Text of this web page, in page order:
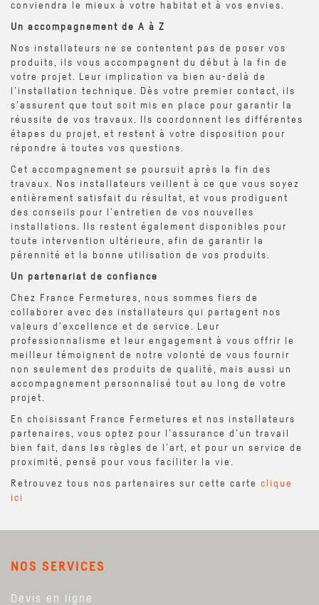
conviendra le mieux à votre habitat et à vos envies.
Un accompagnement de A à Z
Nos installateurs ne se contentent pas de poser vos
produits, ils vous accompagnent du début à la fin de
votre projet. Leur implication va bien au-delà de
l’installation technique. Dès votre premier contact, ils
s’assurent que tout soit mis en place pour garantir la
réussite de vos travaux. Ils coordonnent les différentes
étapes du projet, et restent à votre disposition pour
répondre à toutes vos questions.
Cet accompagnement se poursuit après la fin des
travaux. Nos installateurs veillent à ce que vous soyez
entièrement satisfait du résultat, et vous prodiguent
des conseils pour l’entretien de vos nouvelles
installations. Ils restent également disponibles pour
toute intervention ultérieure, afin de garantir la
pérennité et la bonne utilisation de vos produits.
Un partenariat de confiance
Chez France Fermetures, nous sommes fiers de
collaborer avec des installateurs qui partagent nos
valeurs d’excellence et de service. Leur
professionnalisme et leur engagement à vous offrir le
meilleur témoignent de notre volonté de vous fournir
non seulement des produits de qualité, mais aussi un
accompagnement personnalisé tout au long de votre
projet.
En choisissant France Fermetures et nos installateurs
partenaires, vous optez pour l’assurance d’un travail
bien fait, dans les règles de l’art, et pour un service de
proximité, pensé pour vous faciliter la vie.
Retrouvez tous nos partenaires sur cette carte clique
ici
NOS SERVICES
Devis en ligne